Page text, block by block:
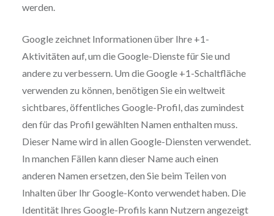
werden.
Google zeichnet Informationen über Ihre +1-
Aktivitäten auf, um die Google-Dienste für Sie und
andere zu verbessern. Um die Google +1-Schaltfläche
verwenden zu können, benötigen Sie ein weltweit
sichtbares, öffentliches Google-Profil, das zumindest
den für das Profil gewählten Namen enthalten muss.
Dieser Name wird in allen Google-Diensten verwendet.
In manchen Fällen kann dieser Name auch einen
anderen Namen ersetzen, den Sie beim Teilen von
Inhalten über Ihr Google-Konto verwendet haben. Die
Identität Ihres Google-Profils kann Nutzern angezeigt